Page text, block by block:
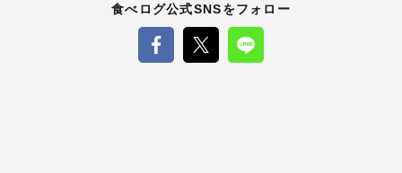
食べログ公式SNSをフォロー